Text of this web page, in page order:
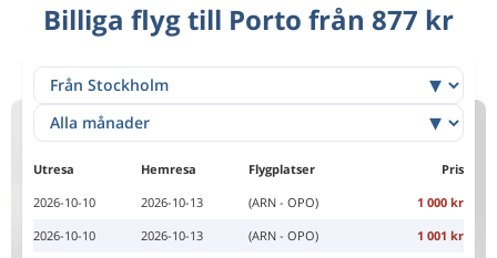
Billiga flyg till Porto från 877 kr
Utresa Hemresa Flygplatser
Pris
2026-10-10
2026-10-13 (ARN - OPO)
1 000 kr
2026-10-10
2026-10-13 (ARN - OPO)
1 001 kr